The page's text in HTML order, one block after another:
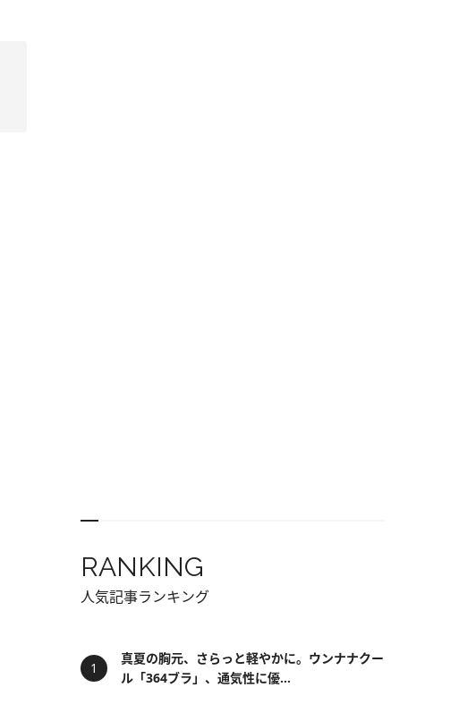
RANKING
人気記事ランキング
真夏の胸元、さらっと軽やかに。ウンナナクー
ル「364ブラ」、通気性に優...